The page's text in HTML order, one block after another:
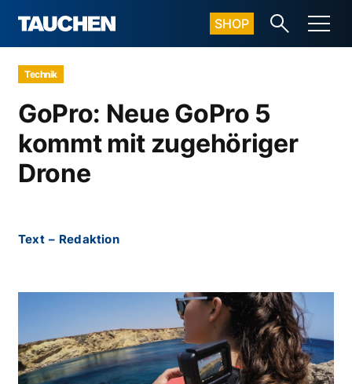
SHOP
Technik
GoPro: Neue GoPro 5
kommt mit zugehöriger
Drone
Text – Redaktion